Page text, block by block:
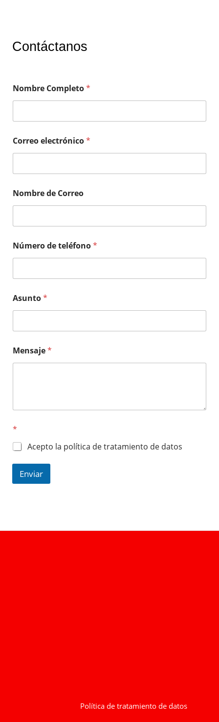
Contáctanos
Nombre Completo*
Correo electrónico*
Nombre de Correo
Número de teléfono*
Asunto*
Mensaje*
*
Acepto la política de tratamiento de datos
Enviar
Política de tratamiento de datos